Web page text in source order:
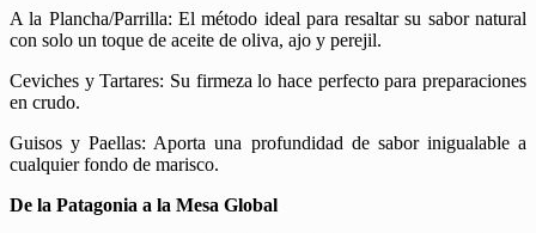
A la Plancha/Parrilla: El método ideal para resaltar su sabor natural
con solo un toque de aceite de oliva, ajo y perejil.
Ceviches y Tartares: Su firmeza lo hace perfecto para preparaciones
en crudo.
Guisos y Paellas: Aporta una profundidad de sabor inigualable a
cualquier fondo de marisco.
De la Patagonia a la Mesa Global